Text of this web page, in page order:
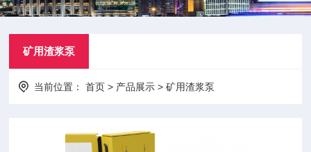
矿用渣浆泵
当前位置：首页 > 产品展示 >矿用渣浆泵